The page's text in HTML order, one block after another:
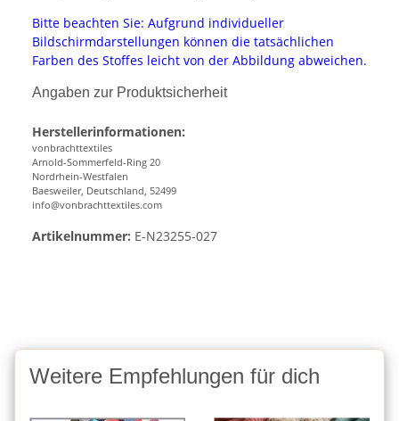
Bitte beachten Sie: Aufgrund individueller
Bildschirmdarstellungen können die tatsächlichen
Farben des Stoffes leicht von der Abbildung abweichen.
Angaben zur Produktsicherheit
Herstellerinformationen:
vonbrachttextiles
Arnold-Sommerfeld-Ring 20
Nordrhein-Westfalen
Baesweiler, Deutschland, 52499
info@vonbrachttextiles.com
Artikelnummer: E-N23255-027
Weitere Empfehlungen für dich